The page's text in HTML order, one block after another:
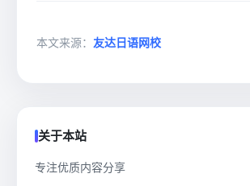
本文来源： 友达日语网校
关于本站
专注优质内容分享